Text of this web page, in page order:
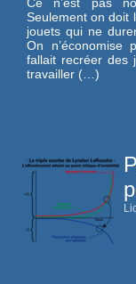
Ce n’est pas
Seulement on doit
jouets qui ne
On n’économise
fallait recréer des
travailler (…)